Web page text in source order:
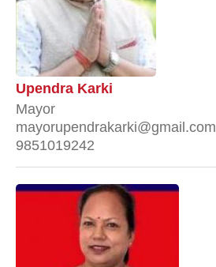
Upendra Karki
Mayor
mayorupendrakarki@gmail.com
9851019242